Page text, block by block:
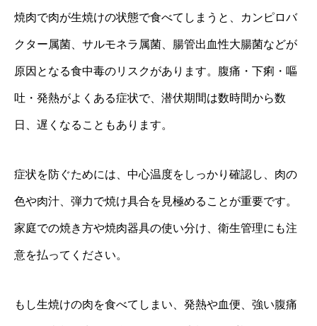
焼肉で肉が生焼けの状態で食べてしまうと、カンピロバ
クター属菌、サルモネラ属菌、腸管出血性大腸菌などが
原因となる食中毒のリスクがあります。腹痛・下痢・嘔
吐・発熱がよくある症状で、潜伏期間は数時間から数
日、遅くなることもあります。
症状を防ぐためには、中心温度をしっかり確認し、肉の
色や肉汁、弾力で焼け具合を見極めることが重要です。
家庭での焼き方や焼肉器具の使い分け、衛生管理にも注
意を払ってください。
もし生焼けの肉を食べてしまい、発熱や血便、強い腹痛